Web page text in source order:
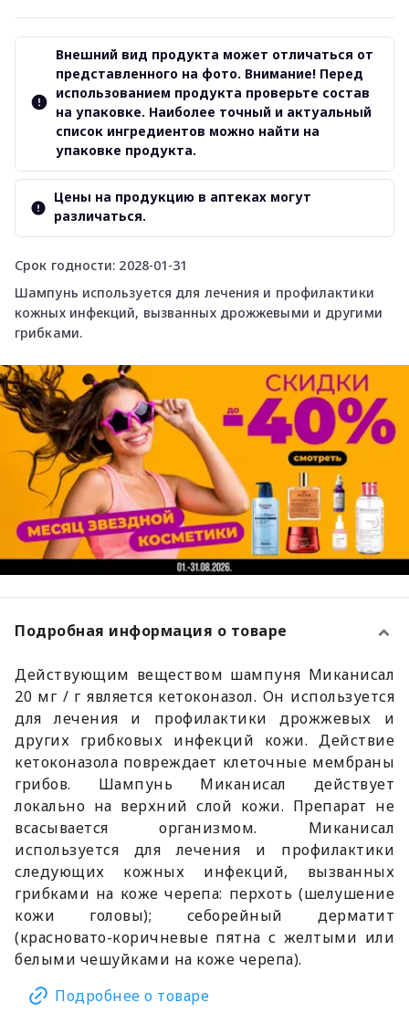
Срок годности: 2028-01-31
Шампунь используется для лечения и профилактики
кожных инфекций, вызванных дрожжевыми и другими
грибками.
Внешний вид продукта может отличаться от
представленного на фото. Внимание! Перед
использованием продукта проверьте состав
на упаковке. Наиболее точный и актуальный
список ингредиентов можно найти на
упаковке продукта.
Цены на продукцию в аптеках могут
различаться.
Подробная информация о товаре
Действующим веществом шампуня Миканисал
20 мг / г является кетоконазол. Он используется
для лечения и профилактики дрожжевых и
других грибковых инфекций кожи. Действие
кетоконазола повреждает клеточные мембраны
грибов. Шампунь Миканисал действует
локально на верхний слой кожи. Препарат не
всасывается организмом. Миканисал
используется для лечения и профилактики
следующих кожных инфекций, вызванных
грибками на коже черепа: перхоть (шелушение
кожи головы); себорейный дерматит
(красновато-коричневые пятна с желтыми или
белыми чешуйками на коже черепа).
Подробнее о товаре